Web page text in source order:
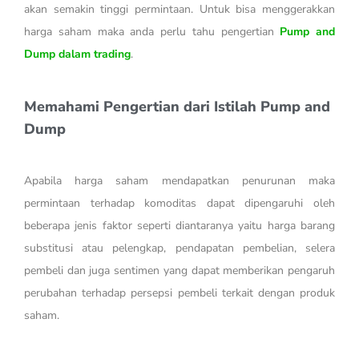
akan semakin tinggi permintaan. Untuk bisa menggerakkan
harga saham maka anda perlu tahu pengertian Pump and
Dump dalam trading.
Memahami Pengertian dari Istilah Pump and
Dump
Apabila harga saham mendapatkan penurunan maka
permintaan terhadap komoditas dapat dipengaruhi oleh
beberapa jenis faktor seperti diantaranya yaitu harga barang
substitusi atau pelengkap, pendapatan pembelian, selera
pembeli dan juga sentimen yang dapat memberikan pengaruh
perubahan terhadap persepsi pembeli terkait dengan produk
saham.